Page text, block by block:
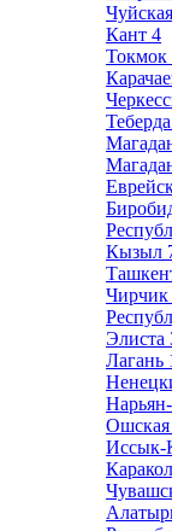
Кант 4
Токмок
Теберда
Кызыл
Чирчик
Элиста
Лагань
Ошская
Иссык-
Каракол